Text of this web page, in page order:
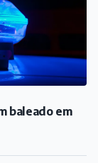
baleado em